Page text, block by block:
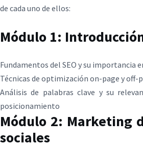
de cada uno de ellos:
Módulo 1:
Fundamentos del SEO y su importancia
Técnicas de optimización on-page y off-
Análisis de palabras clave y su
posicionamiento
Módulo 2: Marketing
sociales